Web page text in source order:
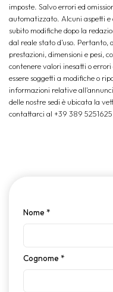
imposte. Salvo errori ed
automatizzato. Alcuni aspetti
subito modifiche dopo la
dal reale stato d’uso.
prestazioni, dimensioni e pesi,
contenere valori inesatti o
essere soggetti a modifiche o
informazioni relative
delle nostre sedi è ubicata la
contattarci al +39 389
Nome *
Cognome *